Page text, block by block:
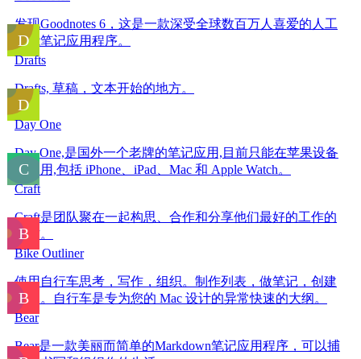
发现Goodnotes 6，这是一款深受全球数百万人喜爱的人工
智能笔记应用程序。
Drafts
Drafts, 草稿，文本开始的地方。
Day One
Day One,是国外一个老牌的笔记应用,目前只能在苹果设备
上使用,包括 iPhone、iPad、Mac 和 Apple Watch。
Craft
Craft是团队聚在一起构思、合作和分享他们最好的工作的
地方。
Bike Outliner
使用自行车思考，写作，组织。制作列表，做笔记，创建
文档。自行车是专为您的 Mac 设计的异常快速的大纲。
Bear
Bear是一款美丽而简单的Markdown笔记应用程序，可以捕